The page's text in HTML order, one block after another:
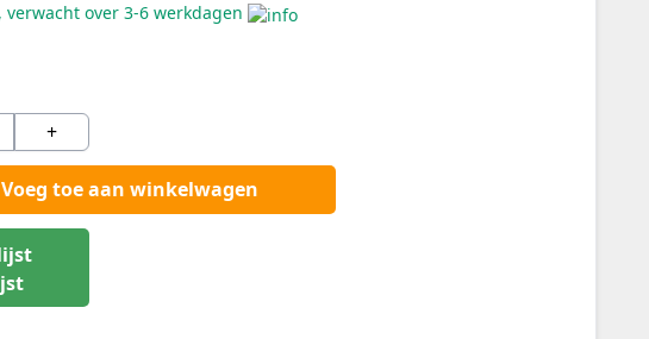
verwacht over 3-6 werkdagen
+
Voeg toe aan winkelwagen